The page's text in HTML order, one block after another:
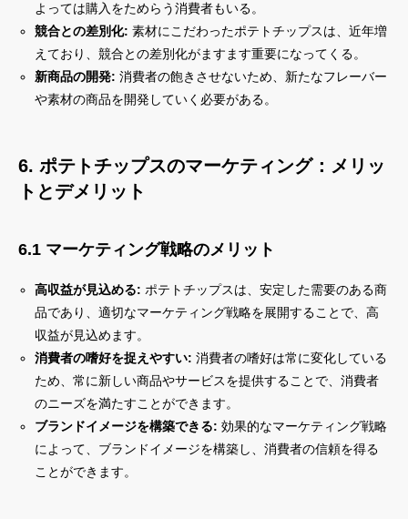
よっては購入をためらう消費者もいる。
競合との差別化: 素材にこだわったポテトチップスは、近年増
えており、競合との差別化がますます重要になってくる。
新商品の開発: 消費者の飽きさせないため、新たなフレーバー
や素材の商品を開発していく必要がある。
6. ポテトチップスのマーケティング：メリッ
トとデメリット
6.1 マーケティング戦略のメリット
高収益が見込める: ポテトチップスは、安定した需要のある商
品であり、適切なマーケティング戦略を展開することで、高
収益が見込めます。
消費者の嗜好を捉えやすい: 消費者の嗜好は常に変化している
ため、常に新しい商品やサービスを提供することで、消費者
のニーズを満たすことができます。
ブランドイメージを構築できる: 効果的なマーケティング戦略
によって、ブランドイメージを構築し、消費者の信頼を得る
ことができます。